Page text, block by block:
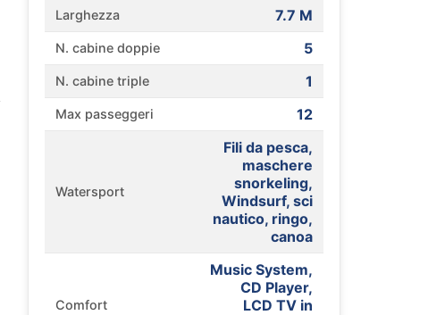
Larghezza 7.7 M
N. cabine doppie 5
N. cabine triple 1
Max passeggeri 12
Watersport
Fili da pesca,
maschere
snorkeling,
Windsurf, sci
nautico, ringo,
canoa
Comfort
Music System,
CD Player,
LCD TV in